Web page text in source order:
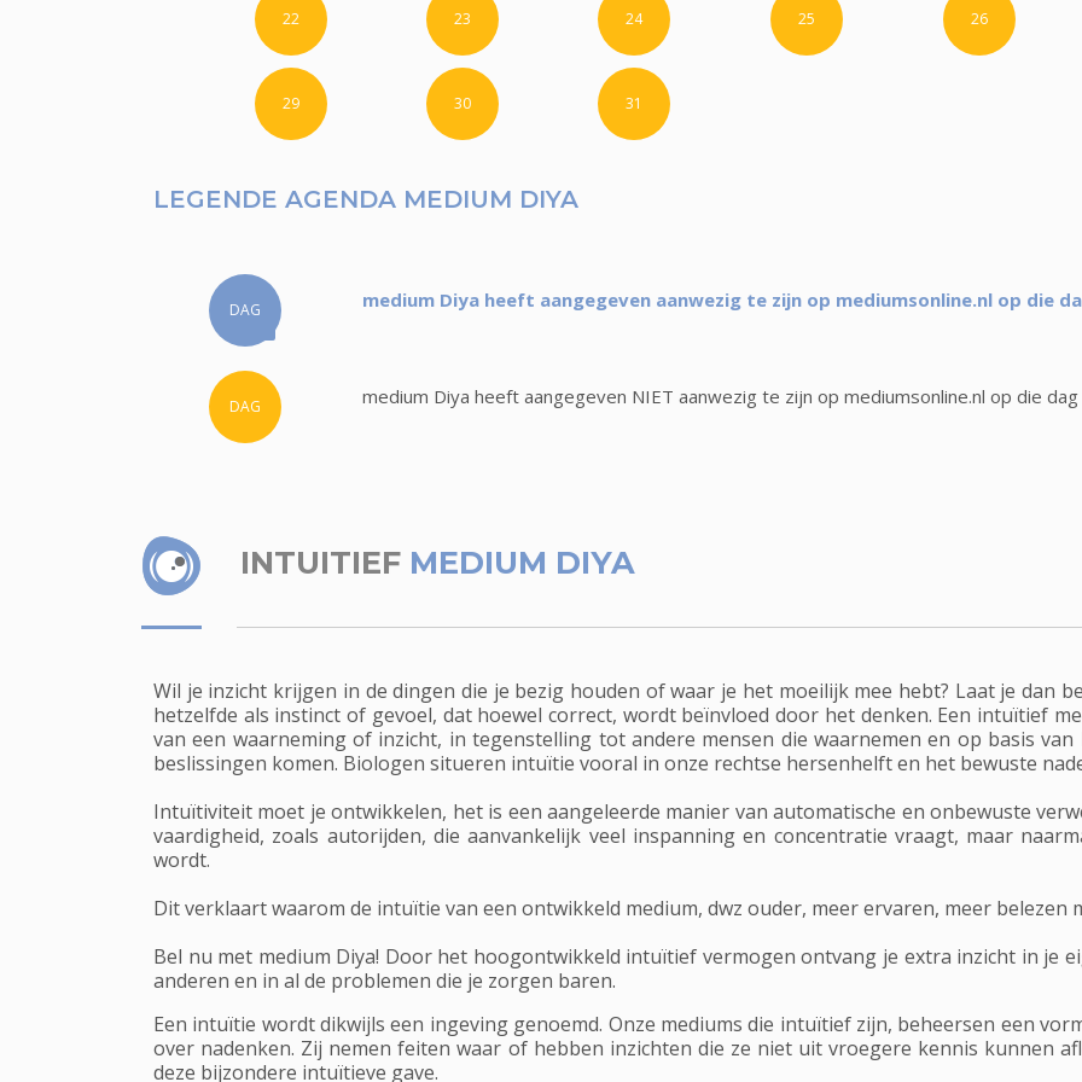
22 23 24 25 26
29 30 31
LEGENDE AGENDA MEDIUM DIYA
DAG medium Diya heeft aangegeven aanwezig te zijn op mediumsonline.nl op die
DAG medium Diya heeft aangegeven NIET aanwezig te zijn op mediumsonline.nl op die dag
INTUITIEF MEDIUM DIYA
Wil je inzicht krijgen in de dingen die je bezig houden of waar je het moeilijk mee hebt? Laat je dan
hetzelfde als instinct of gevoel, dat hoewel correct, wordt beïnvloed door het denken. Een intuïtief
van een waarneming of inzicht, in tegenstelling tot andere mensen die waarnemen en op basis
beslissingen komen. Biologen situeren intuïtie vooral in onze rechtse hersenhelft en het bewuste
Intuïtiviteit moet je ontwikkelen, het is een aangeleerde manier van automatische en onbewuste
vaardigheid, zoals autorijden, die aanvankelijk veel inspanning en concentratie vraagt, maar
wordt.
Dit verklaart waarom de intuïtie van een ontwikkeld medium, dwz ouder, meer ervaren, meer belezen
Bel nu met medium Diya! Door het hoogontwikkeld intuïtief vermogen ontvang je extra inzicht in je
anderen en in al de problemen die je zorgen baren.
Een intuïtie wordt dikwijls een ingeving genoemd. Onze mediums die intuïtief zijn, beheersen een
over nadenken. Zij nemen feiten waar of hebben inzichten die ze niet uit vroegere kennis kunnen
deze bijzondere intuïtieve gave.